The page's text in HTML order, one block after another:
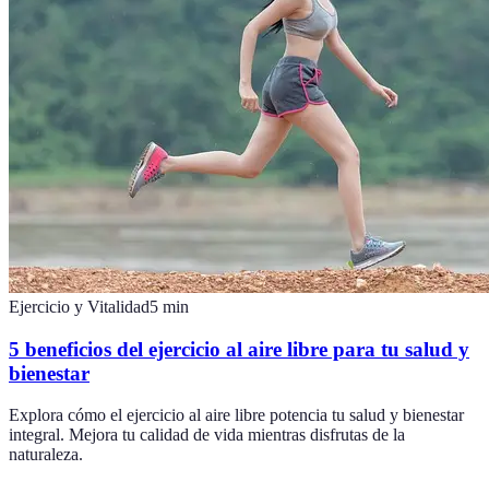
Ejercicio y Vitalidad5 min
5 beneficios del ejercicio al aire libre para tu salud y
bienestar
Explora cómo el ejercicio al aire libre potencia tu salud y bienestar
integral. Mejora tu calidad de vida mientras disfrutas de la
naturaleza.